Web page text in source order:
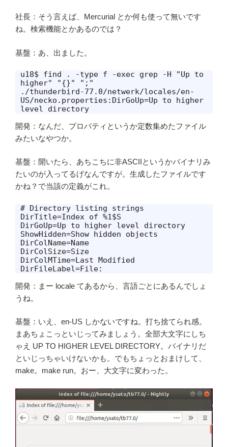
社長：そう言えば、Mercurial とか何も使って無いです
ね。検索機能とかあるのでは？
基盤：あ、出ました。
u18$ find . -type f -exec grep -H "Up to
higher" "{}" ";"
./thunderbird-77.0/netwerk/locales/en-
US/necko.properties:DirGoUp=Up to higher
level directory
開発：なんだ、プロパティというか定数集めたファイル
みたいなやつか。
基盤：開いたら、あちこちに非ASCIIというかバイナリみ
たいのが入ってるげなんですが。生成したファイルです
かね？で当該の定義がこれ。
# Directory listing strings
DirTitle=Index of %1$S
DirGoUp=Up to higher level directory
ShowHidden=Show hidden objects
DirColName=Name
DirColSize=Size
DirColMTime=Last Modified
DirFileLabel=File:
開発：まー locale てあるから、言語ごとにあるんでしょ
うね。
基盤：いえ、en-US しかないですね。打ち捨てられ感。
まあちょこっといじってみましょう。全部大文字にしち
ゃえ UP TO HIGHER LEVEL DIRECTORY。バイナリだ
といじっちゃいけないかも。でもちょっとおまけして、
make。make run。おー、大文字に変わった。